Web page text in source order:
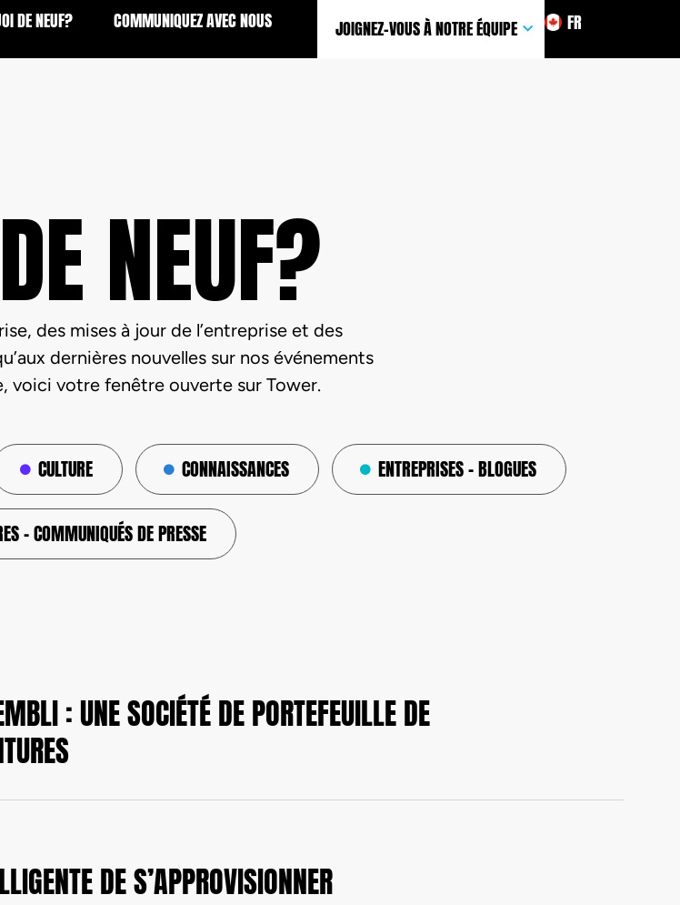
DE NEUF? COMMUNIQUEZ AVEC NOUS JOIGNEZ-VOUS À NOTRE ÉQUIPE FR
NEUF?
des mises à jour de l’entreprise et des
dernières nouvelles sur nos événements
voici votre fenêtre ouverte sur Tower.
CULTURE CONNAISSANCES ENTREPRISES – BLOGUES
– COMMUNIQUÉS DE PRESSE
: UNE SOCIÉTÉ DE PORTEFEUILLE DE
DE S’APPROVISIONNER